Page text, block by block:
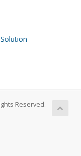
Reserved.